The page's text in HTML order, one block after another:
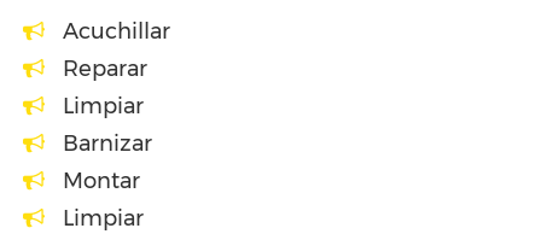
Acuchillar
Reparar
Limpiar
Barnizar
Montar
Limpiar